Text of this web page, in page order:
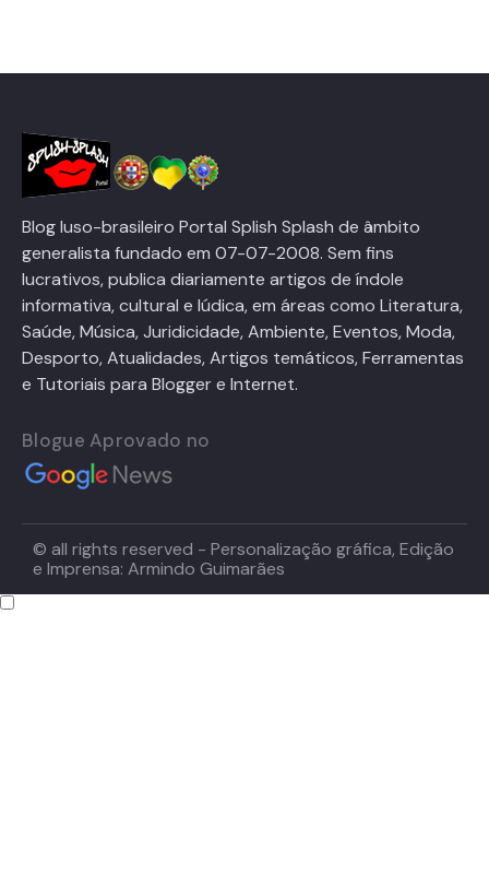
Blog luso-brasileiro Portal Splish Splash de âmbito
generalista fundado em 07-07-2008. Sem fins
lucrativos, publica diariamente artigos de índole
informativa, cultural e lúdica, em áreas como Literatura,
Saúde, Música, Juridicidade, Ambiente, Eventos, Moda,
Desporto, Atualidades, Artigos temáticos, Ferramentas
e Tutoriais para Blogger e Internet.
Blogue Aprovado no
© all rights reserved - Personalização gráfica, Edição
e Imprensa: Armindo Guimarães